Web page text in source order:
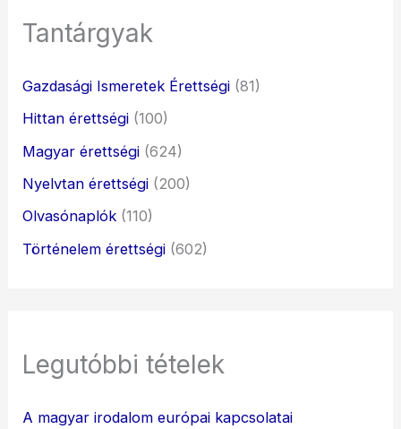
Tantárgyak
Gazdasági Ismeretek Érettségi (81)
Hittan érettségi (100)
Magyar érettségi (624)
Nyelvtan érettségi (200)
Olvasónaplók (110)
Történelem érettségi (602)
Legutóbbi tételek
A magyar irodalom európai kapcsolatai